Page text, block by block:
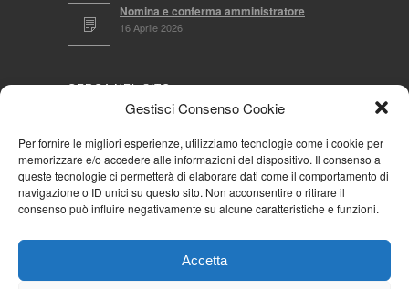
Gestisci Consenso Cookie
Per fornire le migliori esperienze, utilizziamo tecnologie come i cookie per
memorizzare e/o accedere alle informazioni del dispositivo. Il consenso a
queste tecnologie ci permetterà di elaborare dati come il comportamento di
navigazione o ID unici su questo sito. Non acconsentire o ritirare il
consenso può influire negativamente su alcune caratteristiche e funzioni.
Accetta
Nomina e conferma amministratore
16 Aprile 2026
CERCA NEL SITO
NAVIGA PER
Mappa completa
Mappa categorie
Cookie Policy (UE)